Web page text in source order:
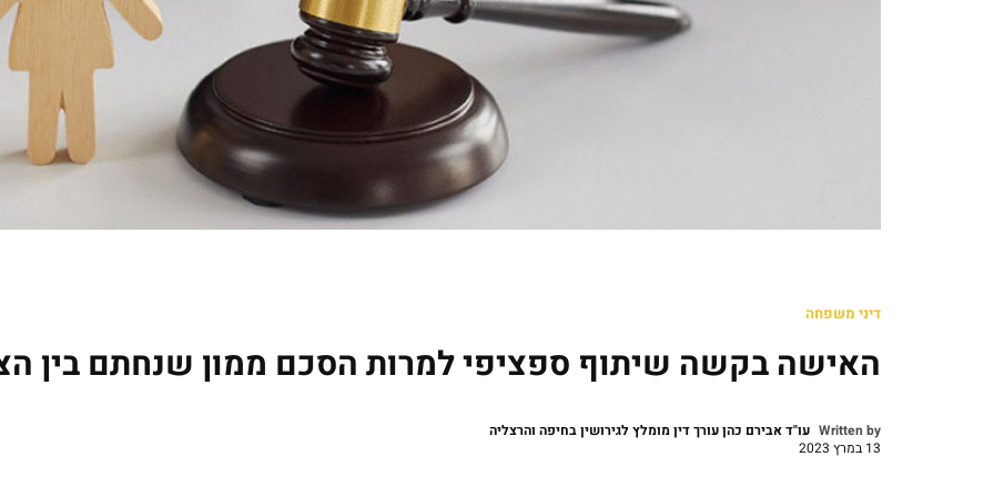
דיני משפחה
האישה בקשה שיתוף ספציפי למרות הסכם ממון שנחתם בין
Written by עו"ד אבירם כהן עורך דין מומלץ לגירושין בחיפה והרצליה
13 במרץ 2023